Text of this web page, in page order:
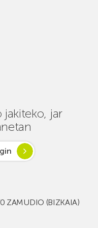
jakiteko, jar
ZAMUDIO (BIZKAIA)